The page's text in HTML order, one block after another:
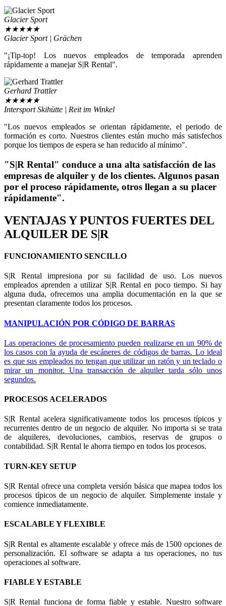
Glacier Sport
★★★★★
Glacier Sport | Grächen
"¡Tip-top! Los nuevos empleados de temporada aprenden
rápidamente a manejar S|R Rental".
Gerhard Trattler
★★★★★
Intersport Skihütte | Reit im Winkel
"Los nuevos empleados se orientan rápidamente, el periodo de
formación es corto. Nuestros clientes están mucho más satisfechos
porque los tiempos de espera se han reducido al mínimo".
"S|R Rental" conduce a una alta satisfacción de las
empresas de alquiler y de los clientes. Algunos pasan
por el proceso rápidamente, otros llegan a su placer
rápidamente".
VENTAJAS Y PUNTOS FUERTES DEL
ALQUILER DE S|R
FUNCIONAMIENTO SENCILLO
S|R Rental impresiona por su facilidad de uso. Los nuevos
empleados aprenden a utilizar S|R Rental en poco tiempo. Si hay
alguna duda, ofrecemos una amplia documentación en la que se
presentan claramente todos los procesos.
MANIPULACIÓN POR CÓDIGO DE BARRAS
Las operaciones de procesamiento pueden realizarse en un 90% de
los casos con la ayuda de escáneres de códigos de barras. Lo ideal
es que sus empleados no tengan que utilizar un ratón y un teclado o
mirar un monitor. Una transacción de alquiler tarda sólo unos
segundos.
PROCESOS ACELERADOS
S|R Rental acelera significativamente todos los procesos típicos y
recurrentes dentro de un negocio de alquiler. No importa si se trata
de alquileres, devoluciones, cambios, reservas de grupos o
contabilidad. S|R Rental le ahorra tiempo en todos los procesos.
TURN-KEY SETUP
S|R Rental ofrece una completa versión básica que mapea todos los
procesos típicos de un negocio de alquiler. Simplemente instale y
comience inmediatamente.
ESCALABLE Y FLEXIBLE
S|R Rental es altamente escalable y ofrece más de 1500 opciones de
personalización. El software se adapta a tus operaciones, no tus
operaciones al software.
FIABLE Y ESTABLE
S|R Rental funciona de forma fiable y estable. Nuestro software